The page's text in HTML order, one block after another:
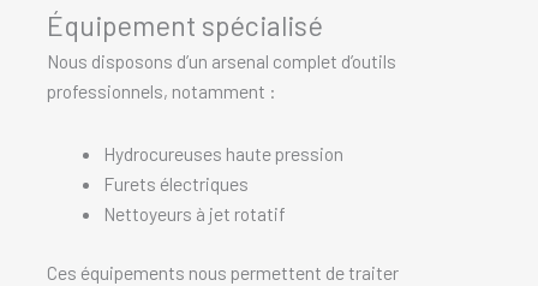
Équipement spécialisé
Nous disposons d’un arsenal complet d’outils
professionnels, notamment :
Hydrocureuses haute pression
Furets électriques
Nettoyeurs à jet rotatif
Ces équipements nous permettent de traiter